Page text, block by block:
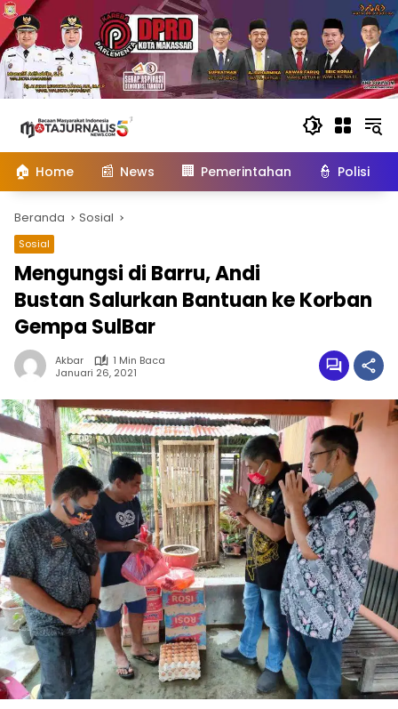
konten
🏠 Home 📰 News 🏢 Pemerintahan 👮 Polisi
Beranda Sosial
Sosial
Mengungsi di Barru, Andi
Bustan Salurkan Bantuan ke Korban
Gempa SulBar
Akbar
1 Min Baca
Januari 26, 2021